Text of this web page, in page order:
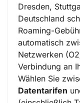
Dresden,
Deutschland
Roaming-
automatisch
Netzwerken (
Verbindung an
Wählen Sie
Datentarifen